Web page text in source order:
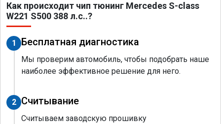
Как происходит чип тюнинг Mercedes S-class
W221 S500 388 л.с..?
1 Бесплатная диагностика
Мы проверим автомобиль, чтобы подобрать наше
наиболее эффективное решение для него.
2 Считывание
Считываем заводскую прошивку